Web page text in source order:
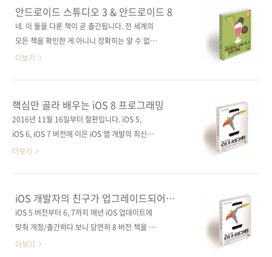
스트 앱’으로 선정되는 영광을 누리기도 했습니
다. 이어 앱 내용을 기반으로 일본어 책으로도 나
왔고, 그 책을..
이지 420쪽시리즈 I♥Mobile 33판 형 46배판
변형(188*245*20)제 본 무선(soft cover)정
가 26,000원ISBN 979-11-85890-96-8
디오 / Node.js / MariaDB / 오픈소스분 야 프
로그래밍 / 모바일 관련 사이트■ 저자 운영 A/S
소식] - 스타트업을 위한 안드로이드와 서버 개
발 첫걸음 관련 시리즈■ I♥Mobile(..
안드로이드 스튜디오 3 & 안드로이드 8
네. 이 둘을 다룬 책이 곧 출간됩니다. 전 세계의
모든 책을 확인한 게 아니니 정확히는 알 수 없지
만, 안드로이드 스튜디오의 최신 버전인 "안드로
계 최초의 서적이 아닐까 합니다. 사실, 이 책은
새 판이 나올 때마다 독자들에게 사랑을 받아왔
던 Neil Smyth의 [Android Studio 2.3
Edition]의 번역서인데요. 번역과 편집 중간에
끊임없이 업데이트되는 안드로이드 스튜디오 때
는 상황이었다가 그나마 안드로이드 스튜디오가
최근 안정화 추세를 보이면서 이제서야 최신 내
용을 모두 반영..
더보기
핵심만 골라 배우는 iOS 8 프로그래밍
2016년 11월 16일부터 절판입니다. iOS 5,
iOS 6, iOS 7 버전에 이은 iOS 앱 개발의 최신
베스트셀러!간결한 설명, 풍부한 예제가 돋보이
Development Essentials(원서 ISBN:
9781505586411)저자명 닐 스미스역자명 황
반석출판일 2015년 4월 17일페이지 892쪽시
(188*245*35)제 본 무선(soft cover)정 가
더보기
iOS 개발자의 친구가 업그레이드되어
돌아왔습니다.
iOS 5 버전부터 6, 7까지 매년 iOS 업데이트에
맞춰 개정/출간하다 보니 당연히 8 버전 책을 기
다리는 분이 많았던 것 같습니다. 연초부터 개인
더보기